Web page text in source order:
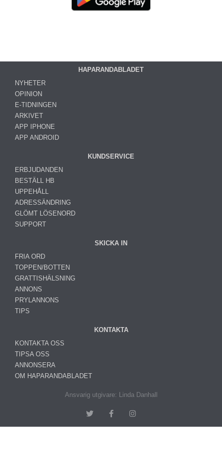
HAPARANDABLADET
NYHETER
OPINION
E-TIDNINGEN
ARKIVET
APP IPHONE
APP ANDROID
KUNDSERVICE
ERBJUDANDEN
BESTÄLL HB
UPPEHÅLL
ADRESSÄNDRING
GLÖMT LÖSENORD
SUPPORT
SKICKA IN
FRIA ORD
TOPPEN/BOTTEN
GRATTISHÄLSNING
ANNONS
PRYLANNONS
TIPS
KONTAKTA
KONTAKTA OSS
TIPSA OSS
ANNONSERA
OM HAPARANDABLADET
Ansvarig utgivare: Linda Danhall